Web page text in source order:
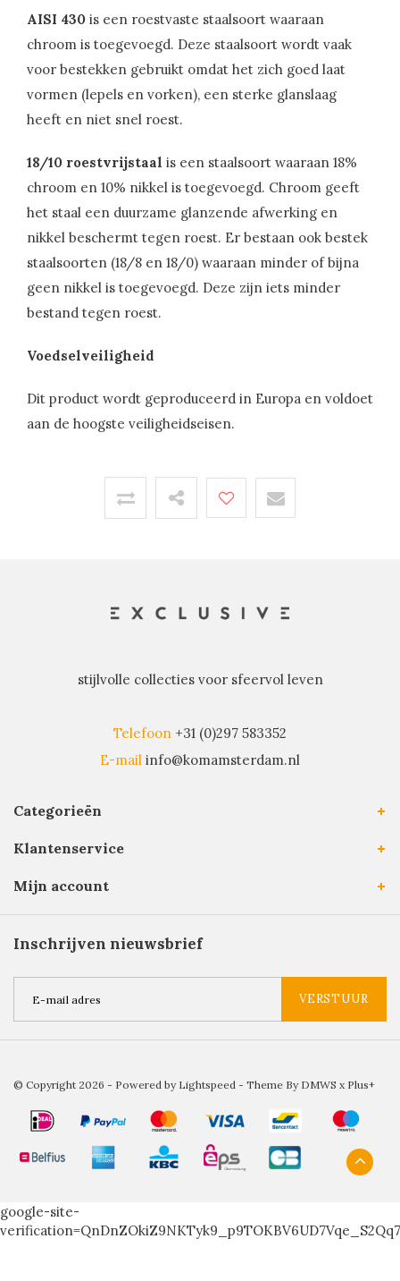
AISI 430 is een roestvaste staalsoort waaraan
chroom is toegevoegd. Deze staalsoort wordt vaak
voor bestekken gebruikt omdat het zich goed laat
vormen (lepels en vorken), een sterke glanslaag
heeft en niet snel roest.
18/10 roestvrijstaal is een staalsoort waaraan 18%
chroom en 10% nikkel is toegevoegd. Chroom geeft
het staal een duurzame glanzende afwerking en
nikkel beschermt tegen roest. Er bestaan ook bestek
staalsoorten (18/8 en 18/0) waaraan minder of bijna
geen nikkel is toegevoegd. Deze zijn iets minder
bestand tegen roest.
Voedselveiligheid
Dit product wordt geproduceerd in Europa en voldoet
aan de hoogste veiligheidseisen.
stijlvolle collecties voor sfeervol leven
Telefoon +31 (0)297 583352
E-mail info@komamsterdam.nl
Categorieën
Klantenservice
Mijn account
Inschrijven nieuwsbrief
VERSTUUR
© Copyright 2026 - Powered by Lightspeed - Theme By DMWS x Plus+
google-site-